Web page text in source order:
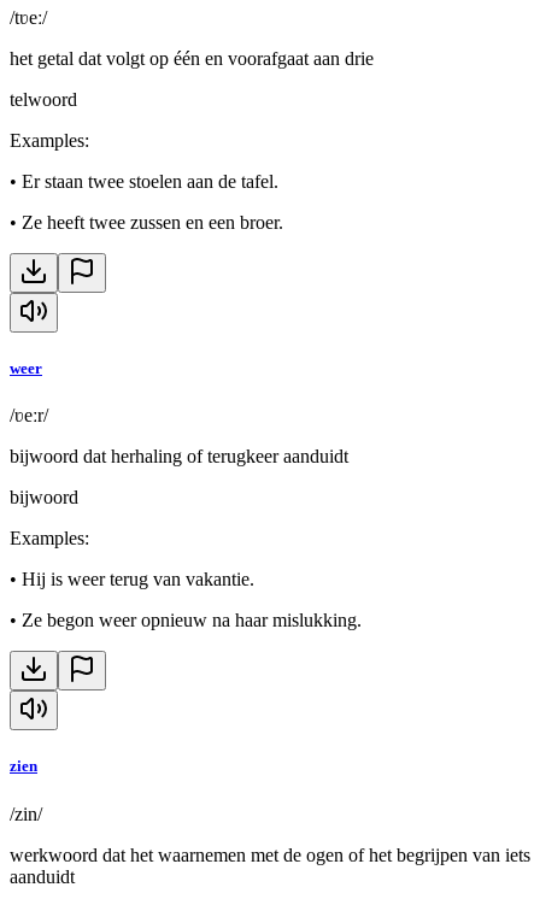
/tʋeː/
het getal dat volgt op één en voorafgaat aan drie
telwoord
Examples:
• Er staan twee stoelen aan de tafel.
• Ze heeft twee zussen en een broer.
weer
/ʋeːr/
bijwoord dat herhaling of terugkeer aanduidt
bijwoord
Examples:
• Hij is weer terug van vakantie.
• Ze begon weer opnieuw na haar mislukking.
zien
/zin/
werkwoord dat het waarnemen met de ogen of het begrijpen van iets
aanduidt